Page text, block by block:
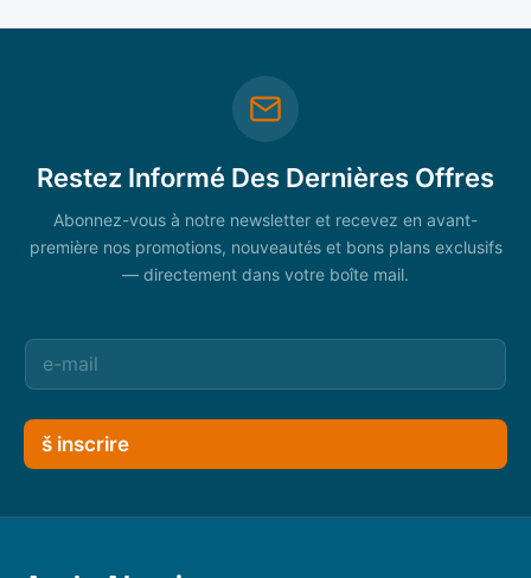
Restez Informé Des Dernières Offres
Abonnez-vous à notre newsletter et recevez en avant-
première nos promotions, nouveautés et bons plans exclusifs
— directement dans votre boîte mail.
š inscrire